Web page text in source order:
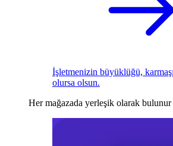
İşletmenizin büyüklüğü,
olursa olsun.
Her mağazada yerleşik olarak bulunur